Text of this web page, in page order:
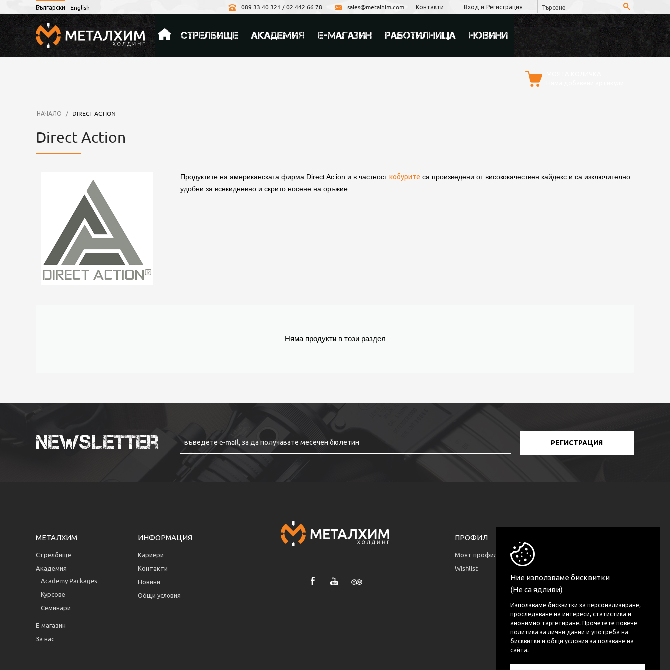
Ние използваме бисквитки
(Не са ядливи)
Използваме бисквитки за персонализиране,
проследяване на интереси, статистика и
анонимно таргетиране. Прочетете повече
политика за лични данни и употреба на
бисквитки и общи условия за ползване на
сайта.
Български English 089 33 40 321 / 02 442 66 78 sales@metalhim.com Контакти Вход и Регистрация
СТРЕЛБИЩЕ АКАДЕМИЯ Е-МАГАЗИН РАБОТИЛНИЦА НОВИНИ
НАЧАЛО / DIRECT ACTION
Direct Action
Продуктите на американската фирма Direct Action и в частносткобурите са произведени от висококачествен кайдекс и са изключително
удобни за всекидневно и скрито носене на оръжие.
Няма продукти в този раздел
Newsletter РЕГИСТРАЦИЯ
МЕТАЛХИМ
Стрелбище
Академия
Аcademy Packages
Курсове
Семинари
Е-магазин
За нас
ИНФОРМАЦИЯ
Кариери
Контакти
Новини
Общи условия
ПРОФИЛ
Моят профил
Wishlist